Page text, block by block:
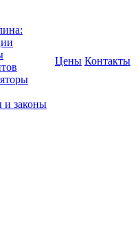
и законы
Цены Контакты